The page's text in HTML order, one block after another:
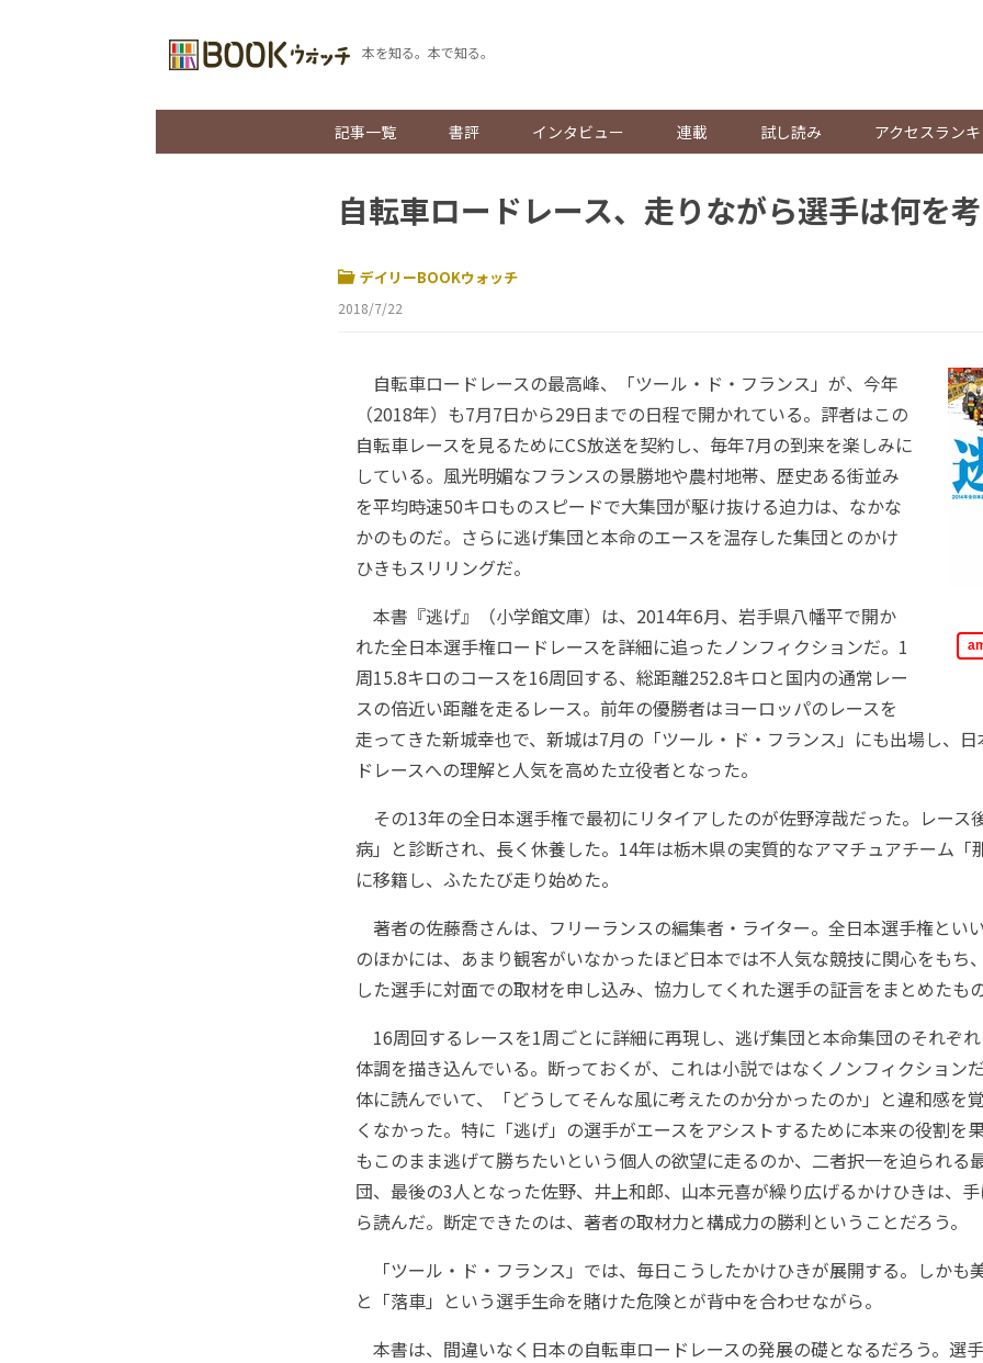
本を知る。本で知る。
記事一覧 書評 インタビュー 連載 試し読み アクセスラン
自転車ロードレース、走りながら選手は何を
デイリーBOOKウォッチ
2018/7/22
自転車ロードレースの最高峰、「ツール・ド・フランス」が、今年
（2018年）も7月7日から29日までの日程で開かれている。評者はこの
自転車レースを見るためにCS放送を契約し、毎年7月の到来を楽しみに
している。風光明媚なフランスの景勝地や農村地帯、歴史ある街並み
を平均時速50キロものスピードで大集団が駆け抜ける迫力は、なかな
かのものだ。さらに逃げ集団と本命のエースを温存した集団とのかけ
ひきもスリリングだ。
本書『逃げ』（小学館文庫）は、2014年6月、岩手県八幡平で開か
れた全日本選手権ロードレースを詳細に追ったノンフィクションだ。1
周15.8キロのコースを16周回する、総距離252.8キロと国内の通常レー
スの倍近い距離を走るレース。前年の優勝者はヨーロッパのレースを
走ってきた新城幸也で、新城は7月の「ツール・ド・フランス」にも出場し、
ドレースへの理解と人気を高めた立役者となった。
その13年の全日本選手権で最初にリタイアしたのが佐野淳哉だった。レース
病」と診断され、長く休養した。14年は栃木県の実質的なアマチュアチーム「
に移籍し、ふたたび走り始めた。
著者の佐藤喬さんは、フリーランスの編集者・ライター。全日本選手権とい
のほかには、あまり観客がいなかったほど日本では不人気な競技に関心をもち
した選手に対面での取材を申し込み、協力してくれた選手の証言をまとめたも
16周回するレースを1周ごとに詳細に再現し、逃げ集団と本命集団のそれぞ
体調を描き込んでいる。断っておくが、これは小説ではなくノンフィクション
体に読んでいて、「どうしてそんな風に考えたのか分かったのか」と違和感を
くなかった。特に「逃げ」の選手がエースをアシストするために本来の役割を
もこのまま逃げて勝ちたいという個人の欲望に走るのか、二者択一を迫られる
団、最後の3人となった佐野、井上和郎、山本元喜が繰り広げるかけひきは、
ら読んだ。断定できたのは、著者の取材力と構成力の勝利ということだろう。
「ツール・ド・フランス」では、毎日こうしたかけひきが展開する。しかも
と「落車」という選手生命を賭けた危険とが背中を合わせながら。
本書は、間違いなく日本の自転車ロードレースの発展の礎となるだろう。選